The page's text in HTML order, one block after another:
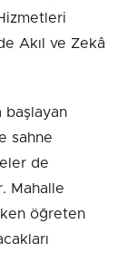
Akıl ve Zekâ
başlayan
sahne
de
Mahalle
öğreten